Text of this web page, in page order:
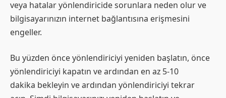
veya hatalar yönlendiricide sorunlara neden olur ve
bilgisayarınızın internet bağlantısına erişmesini
engeller.
Bu yüzden önce yönlendiriciyi yeniden başlatın, önce
yönlendiriciyi kapatın ve ardından en az 5-10
dakika bekleyin ve ardından yönlendiriciyi tekrar